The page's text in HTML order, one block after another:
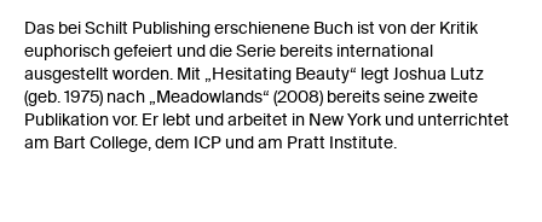
Das bei Schilt Publishing erschienene Buch ist von der Kritik
euphorisch gefeiert und die Serie bereits international
ausgestellt worden. Mit „Hesitating Beauty“ legt Joshua Lutz
(geb. 1975) nach „Meadowlands“ (2008) bereits seine zweite
Publikation vor. Er lebt und arbeitet in New York und unterrichtet
am Bart College, dem ICP und am Pratt Institute.